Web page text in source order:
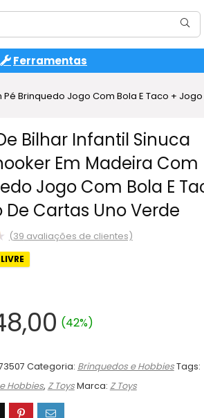
Ferramentas
Brinquedo Jogo Com Bola E Taco +
Bilhar Infantil Sinuca
Em Madeira Com
Jogo Com Bola E
De Cartas Uno Verde
(39 avaliações de clientes)
O
atual
é:
R$348,00.
(42%)
Categoria: Brinquedos e HobbiesTags:
Hobbies, Z ToysMarca: Z Toys